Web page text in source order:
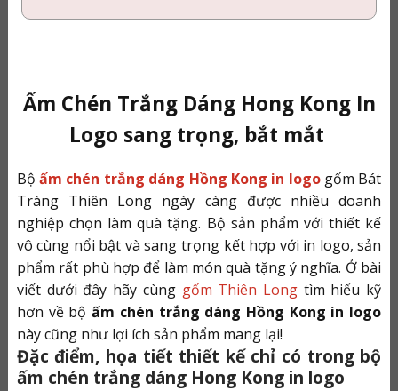
Ấm Chén Trắng Dáng Hong Kong In
Logo sang trọng, bắt mắt
Bộấm chén trắng dáng Hồng Kong in logogốm Bát
Tràng Thiên Long ngày càng được nhiều doanh
nghiệp chọn làm quà tặng. Bộ sản phẩm với thiết kế
vô cùng nổi bật và sang trọng kết hợp với in logo, sản
phẩm rất phù hợp để làm món quà tặng ý nghĩa. Ở bài
viết dưới đây hãy cùng gốm Thiên Longtìm hiểu kỹ
hơn về bộấm chén trắng dáng Hồng Kong in logo
này cũng như lợi ích sản phẩm mang lại!
Đặc điểm, họa tiết thiết kế chỉ có trong bộ
ấm chén trắng dáng Hong Kong in logo